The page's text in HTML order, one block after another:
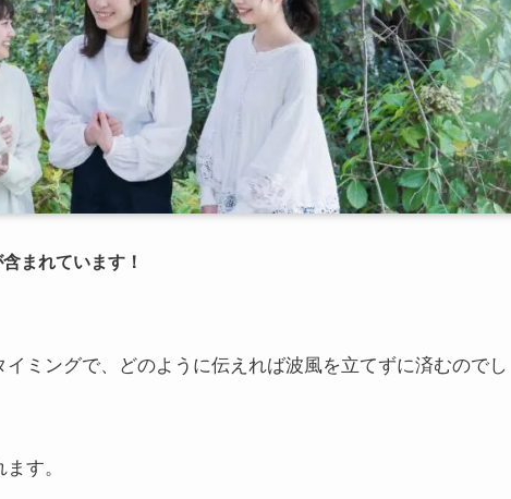
まれています！
ミングで、どのように伝えれば波風を立てずに済むのでし
す。